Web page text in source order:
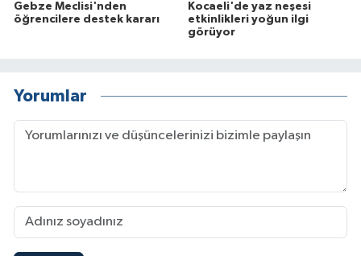
Gebze Meclisi'nden
öğrencilere destek kararı
Kocaeli'de yaz neşesi
etkinlikleri yoğun ilgi
görüyor
Yorumlar